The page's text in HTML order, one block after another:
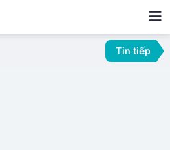
Tin tiếp